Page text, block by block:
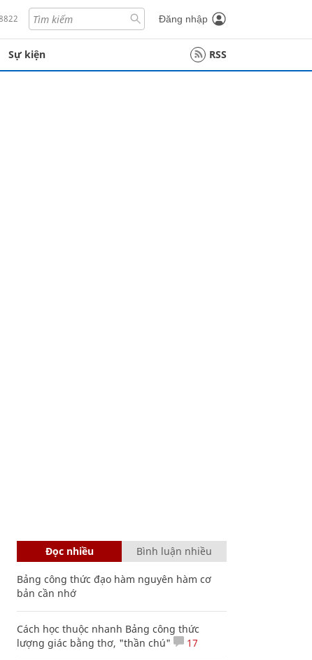
Đăng nhập
Sự kiện RSS
Đọc nhiều Bình luận nhiều
Bảng công thức đạo hàm nguyên hàm cơ
bản cần nhớ
Cách học thuộc nhanh Bảng công thức
lượng giác bằng thơ, "thần chú"
17